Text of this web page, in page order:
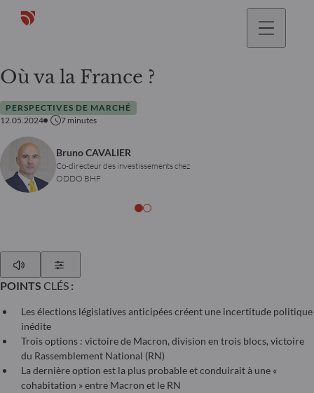
Où va la France ?
PERSPECTIVES DE MARCHÉ
12.05.2024
7 minutes
Bruno CAVALIER
Co-directeur des investissements chez
ODDO BHF
POINTS CLÉS :
Les élections législatives anticipées créent une incertitude politique
inédite
Trois options : victoire de Macron, division en trois blocs, victoire
du Rassemblement National (RN)
La dernière option est la plus probable et conduirait à une «
cohabitation » entre Macron et le RN